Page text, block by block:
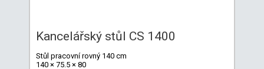
Kancelářský stůl CS 1400
Stůl pracovní rovný 140 cm
140 × 75.5 × 80